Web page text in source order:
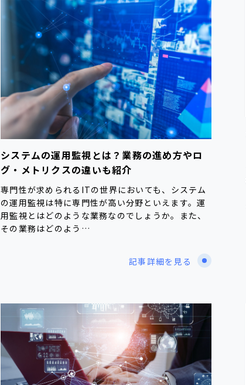
システムの運用監視とは？業務の進め方やロ
グ・メトリクスの違いも紹介
専門性が求められるITの世界においても、システム
の運用監視は特に専門性が高い分野といえます。運
用監視とはどのような業務なのでしょうか。また、
その業務はどのよう…
記事詳細を見る